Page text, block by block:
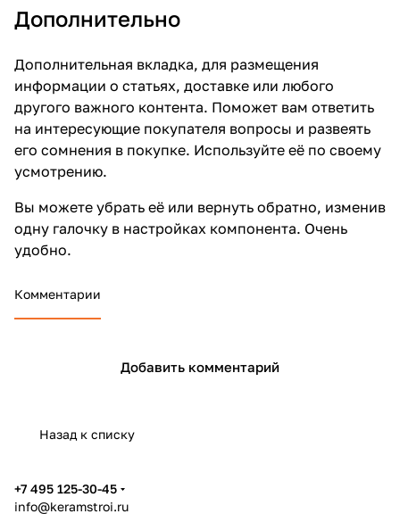
Дополнительно
Дополнительная вкладка, для размещения
информации о статьях, доставке или любого
другого важного контента. Поможет вам ответить
на интересующие покупателя вопросы и развеять
его сомнения в покупке. Используйте её по своему
усмотрению.
Вы можете убрать её или вернуть обратно, изменив
одну галочку в настройках компонента. Очень
удобно.
Комментарии
Добавить комментарий
Назад к списку
+7 495 125-30-45
info@keramstroi.ru